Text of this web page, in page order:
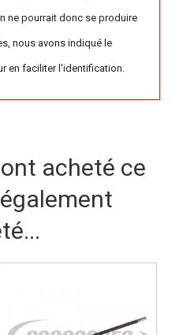
ne pourrait donc se produire
nous avons indiqué le
en faciliter l'identification.
acheté ce